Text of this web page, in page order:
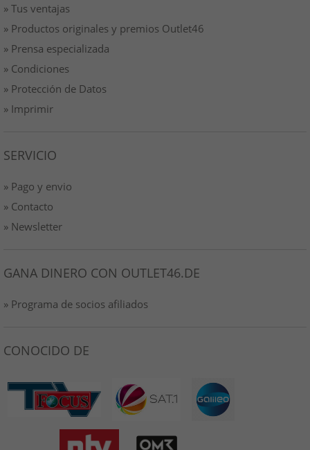
» Tus ventajas
» Productos originales y premios Outlet46
» Prensa especializada
» Condiciones
» Protección de Datos
» Imprimir
SERVICIO
» Pago y envio
» Contacto
» Newsletter
GANA DINERO CON OUTLET46.DE
» Programa de socios afiliados
CONOCIDO DE